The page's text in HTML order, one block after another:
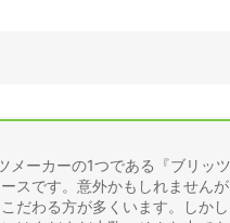
メーカーの1つである『ブリッ
スです。意外かもしれません
だわる方が多くいます。しか